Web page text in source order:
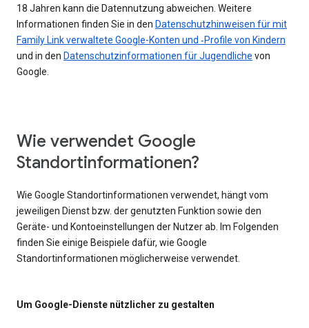
18 Jahren kann die Datennutzung abweichen. Weitere
Informationen finden Sie in den Datenschutzhinweisen für mit
Family Link verwaltete Google-Konten und ‑Profile von Kindern
und in den Datenschutzinformationen für Jugendliche von
Google.
Wie verwendet Google
Standortinformationen?
Wie Google Standortinformationen verwendet, hängt vom
jeweiligen Dienst bzw. der genutzten Funktion sowie den
Geräte- und Kontoeinstellungen der Nutzer ab. Im Folgenden
finden Sie einige Beispiele dafür, wie Google
Standortinformationen möglicherweise verwendet.
Um Google-Dienste nützlicher zu gestalten